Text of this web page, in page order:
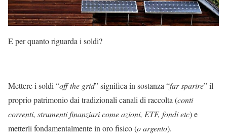
E per quanto riguarda i soldi?
Mettere i soldi “off the grid” significa in sostanza “far sparire” il
proprio patrimonio dai tradizionali canali di raccolta (conti
correnti, strumenti finanziari come azioni, ETF, fondi etc) e
metterli fondamentalmente in oro fisico (o argento).